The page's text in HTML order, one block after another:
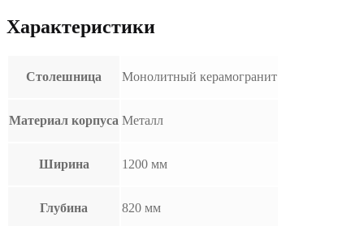
Характеристики
Столешница Монолитный керамогранит
Материал корпуса Металл
Ширина 1200 мм
Глубина 820 мм